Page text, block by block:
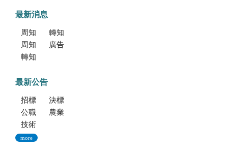
最新消息
周知文化部「2027年文化部百大文化基地徵選獎勵簡章」，歡迎踴躍參加。
轉知考選部「115年建築師、技師、大地工程技師（第二階段考試）、 不動產經紀人、記帳士考試」報名訊息
周知文化部文化資產局訂於115年9月19日至20日辦理「2026年全國古蹟日活動」
廣告文宣「116年度軍公教員工待遇提升方案」政策圖文說明
轉知海洋委員會海洋保育署「2026海洋保育創意短影音競賽」活動資訊
最新公告
招標公告
決標公告
公職人員利益衝突迴避法身份揭露專區
農業新聞
技術移轉公告
more